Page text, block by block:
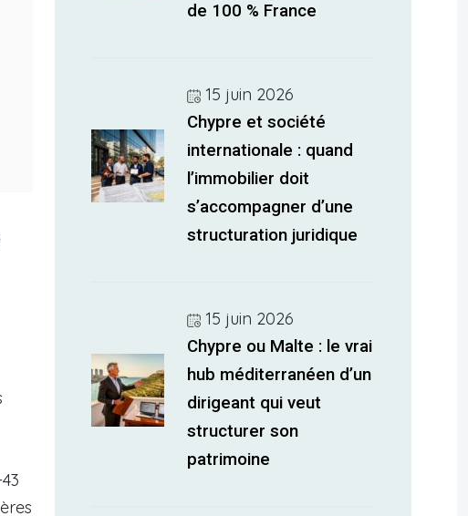
de 100 % France
15 juin 2026
Chypre et société
internationale : quand
l’immobilier doit
s’accompagner d’une
structuration juridique
15 juin 2026
Chypre ou Malte : le vrai
hub méditerranéen d’un
dirigeant qui veut
structurer son
patrimoine